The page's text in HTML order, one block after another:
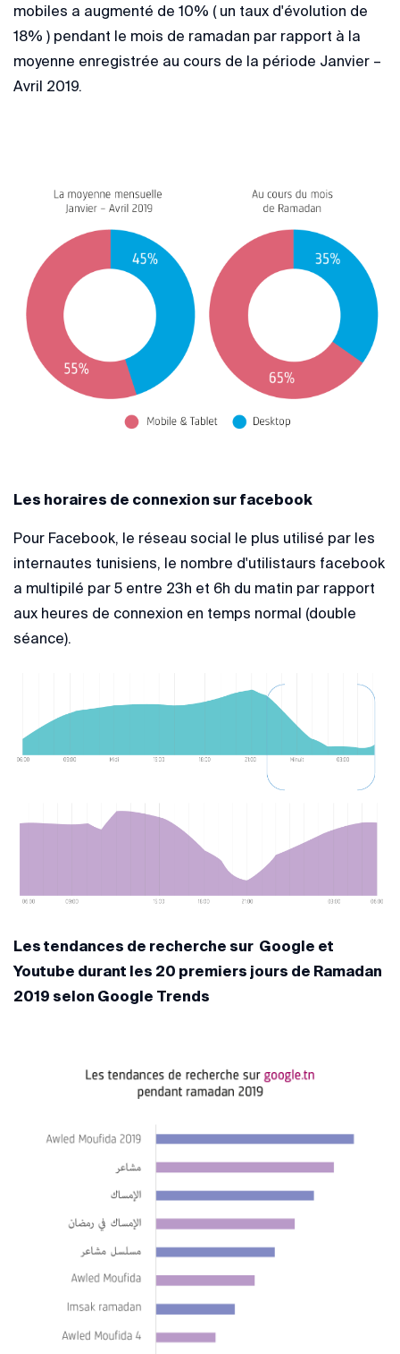
mobiles a augmenté de 10% ( un taux d'évolution de
18% ) pendant le mois de ramadan par rapport à la
moyenne enregistrée au cours de la période Janvier –
Avril 2019.
Les horaires de connexion sur facebook
Pour Facebook, le réseau social le plus utilisé par les
internautes tunisiens, le nombre d'utilistaurs facebook
a multipilé par 5 entre 23h et 6h du matin par rapport
aux heures de connexion en temps normal (double
séance).
Les tendances de recherche sur Google et
Youtube durant les 20 premiers jours de Ramadan
2019 selon Google Trends